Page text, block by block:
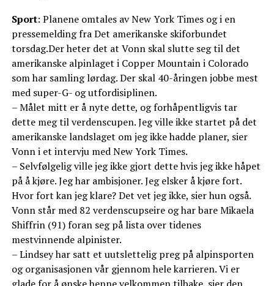
Sport: Planene omtales av New York Times og i en
pressemelding fra Det amerikanske skiforbundet
torsdag.Der heter det at Vonn skal slutte seg til det
amerikanske alpinlaget i Copper Mountain i Colorado
som har samling lørdag. Der skal 40-åringen jobbe mest
med super-G- og utfordisiplinen.
– Målet mitt er å nyte dette, og forhåpentligvis tar
dette meg til verdenscupen. Jeg ville ikke startet på det
amerikanske landslaget om jeg ikke hadde planer, sier
Vonn i et intervju med New York Times.
– Selvfølgelig ville jeg ikke gjort dette hvis jeg ikke håpet
på å kjøre. Jeg har ambisjoner. Jeg elsker å kjøre fort.
Hvor fort kan jeg klare? Det vet jeg ikke, sier hun også.
Vonn står med 82 verdenscupseire og har bare Mikaela
Shiffrin (91) foran seg på lista over tidenes
mestvinnende alpinister.
– Lindsey har satt et uutslettelig preg på alpinsporten
og organisasjonen vår gjennom hele karrieren. Vi er